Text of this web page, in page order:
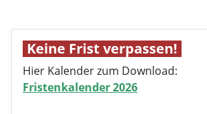
>> zum Wetterbären